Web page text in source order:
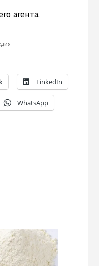
агента.
LinkedIn
WhatsApp